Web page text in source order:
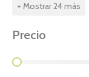
+ Mostrar 24 más
Precio
Precio